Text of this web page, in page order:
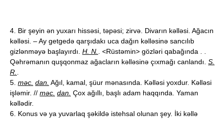
4. Bir şeyin ən yuxarı hissəsi, təpəsi; zirvə. Divarın kəlləsi. Ağacın
kəlləsi. – Ay getgedə qarşıdakı uca dağın kəlləsinə sancılıb
gizlənməyə başlayırdı. H. N.
. <Rüstəmin> gözləri qabağında . .
Qəhrəmanın quşqonmaz ağacların kəlləsinə çıxmağı canlandı. S.
R.
5. məc. dan. Ağıl, kamal, şüur mənasında. Kəlləsi yoxdur. Kəlləsi
işləmir. // məc. dan. Çox ağıllı, başlı adam haqqında. Yaman
kəllədir.
6. Konus və ya yuvarlaq şəkildə istehsal olunan şey. İki kəllə